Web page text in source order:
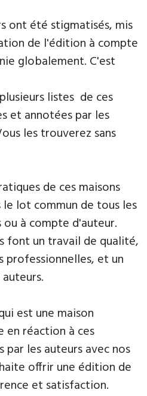
ont été stigmatisés, mis
de l'édition à compte
globalement. C'est
listes de ces
et annotées par les
les trouverez sans
de ces maisons
lot commun de tous les
à compte d'auteur.
font un travail de qualité,
professionnelles, et un
est une maison
réaction à ces
par les auteurs avec nos
offrir une édition de
et satisfaction.